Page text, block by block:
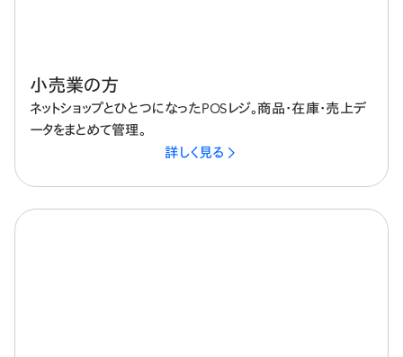
小売業の方
ネットショップとひとつになったPOSレジ。商品・在庫・売上デ
ータをまとめて管理。
詳しく見る